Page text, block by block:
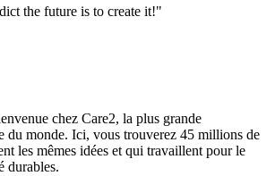
the future is to create it!"
chez Care2, la plus grande
du monde. Ici, vous trouverez 45 millions de
les mêmes idées et qui travaillent pour le
durables.